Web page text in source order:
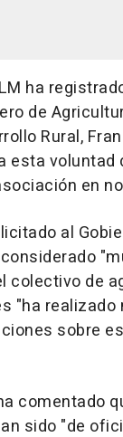
ha
de
Rural,
esta voluntad
en
al
colectivo de
"ha realizado
sobre
comentado
sido "de